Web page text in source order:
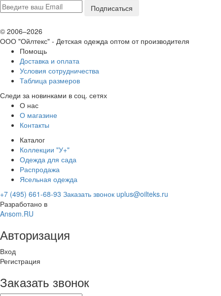
© 2006–2026
ООО "Ойлтекс" - Детская одежда оптом от производителя
Помощь
Доставка и оплата
Условия сотрудничества
Таблица размеров
Следи за новинками в соц. сетях
О нас
О магазине
Контакты
Каталог
Коллекции "У+"
Одежда для сада
Распродажа
Ясельная одежда
+7 (495) 661-68-93 Заказать звонок uplus@oilteks.ru
Разработано в
Ansom.RU
Авторизация
Вход
Регистрация
Заказать звонок